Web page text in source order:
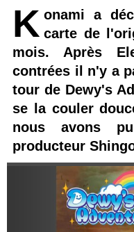
K onami a
carte de
mois. Après
contrées il n'y a
tour de Dewy's
se la couler
nous avons
producteur